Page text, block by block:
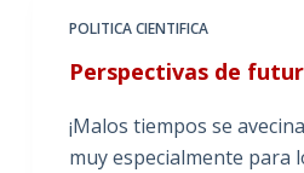
POLITICA CIENTIFICA
Perspectivas de
¡Malos tiempos se
muy especialmente para